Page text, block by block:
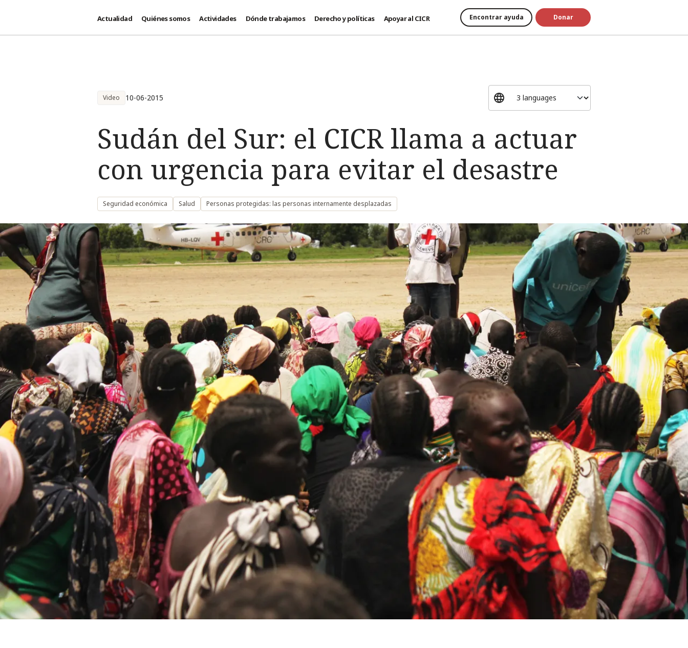
Actualidad Quiénes somos Actividades Dónde trabajamos Derecho y políticas Apoyar al CICR Encontrar ayuda Donar
Video 10-06-2015
Sudán del Sur: el CICR llama a actuar
con urgencia para evitar el desastre
Seguridad económica Salud Personas protegidas: las personas internamente desplazadas